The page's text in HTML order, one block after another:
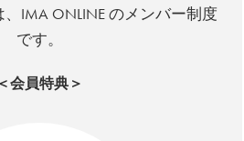
、IMA ONLINE のメンバー制度
です。
＜会員特典＞